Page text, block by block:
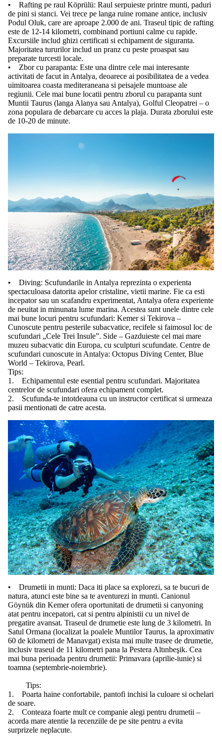
• Rafting pe raul Köprülü: Raul serpuieste printre munti, paduri
de pini si stanci. Vei trece pe langa ruine romane antice, inclusiv
Podul Oluk, care are aproape 2.000 de ani. Traseul tipic de rafting
este de 12-14 kilometri, combinand portiuni calme cu rapide.
Excursiile includ ghizi certificati si echipament de siguranta.
Majoritatea tururilor includ un pranz cu peste proaspat sau
preparate turcesti locale.
• Zbor cu parapanta: Este una dintre cele mai interesante
activitati de facut in Antalya, deoarece ai posibilitatea de a vedea
uimitoarea coasta mediteraneana si peisajele muntoase ale
regiunii. Cele mai bune locatii pentru zborul cu parapanta sunt
Muntii Taurus (langa Alanya sau Antalya), Golful Cleopatrei – o
zona populara de debarcare cu acces la plaja. Durata zborului este
de 10-20 de minute.
• Diving: Scufundarile in Antalya reprezinta o experienta
spectaculoasa datorita apelor cristaline, vietii marine. Fie ca esti
incepator sau un scafandru experimentat, Antalya ofera experiente
de neuitat in minunata lume marina. Acestea sunt unele dintre cele
mai bune locuri pentru scufundari: Kemer si Tekirova –
Cunoscute pentru pesterile subacvatice, recifele si faimosul loc de
scufundari „Cele Trei Insule”. Side – Gazduieste cel mai mare
muzeu subacvatic din Europa, cu sculpturi scufundate. Centre de
scufundari cunoscute in Antalya: Octopus Diving Center, Blue
World – Tekirova, Pearl.
Tips:
1. Echipamentul este esential pentru scufundari. Majoritatea
centrelor de scufundari ofera echipament complet.
2. Scufunda-te intotdeauna cu un instructor certificat si urmeaza
pasii mentionati de catre acesta.
• Drumetii in munti: Daca iti place sa explorezi, sa te bucuri de
natura, atunci este bine sa te aventurezi in munti. Canionul
Göynük din Kemer ofera oportunitati de drumetii si canyoning
atat pentru incepatori, cat si pentru alpinistii cu un nivel de
pregatire avansat. Traseul de drumetie este lung de 3 kilometri. In
Satul Ormana (localizat la poalele Muntilor Taurus, la aproximativ
60 de kilometri de Manavgat) exista mai multe trasee de drumetie,
inclusiv traseul de 11 kilometri pana la Pestera Altınbeşik. Cea
mai buna perioada pentru drumetii: Primavara (aprilie-iunie) si
toamna (septembrie-noiembrie).
Tips:
1. Poarta haine confortabile, pantofi inchisi la culoare si ochelari
de soare.
2. Conteaza foarte mult ce companie alegi pentru drumetii –
acorda mare atentie la recenziile de pe site pentru a evita
surprizele neplacute.